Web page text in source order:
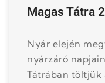
Magas Tátra
Nyár elején
nyárzáró
Tátrában töltjük